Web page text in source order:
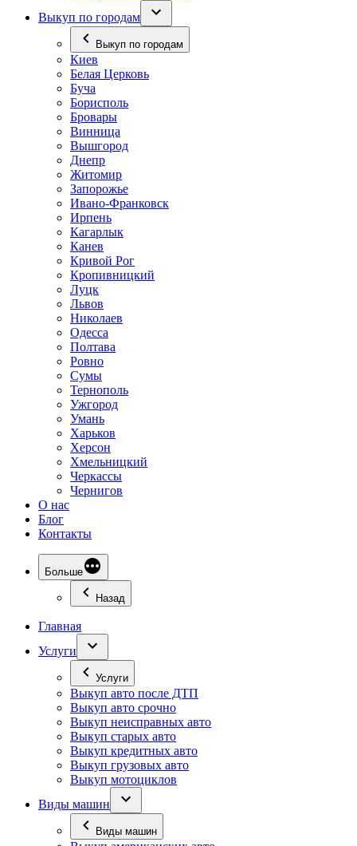
Выкуп по городам
Выкуп по городам
Киев
Белая Церковь
Буча
Борисполь
Бровары
Винница
Вышгород
Днепр
Житомир
Запорожье
Ивано-Франковск
Ирпень
Кагарлык
Канев
Кривой Рог
Кропивницкий
Луцк
Львов
Николаев
Одесса
Полтава
Ровно
Сумы
Тернополь
Ужгород
Умань
Харьков
Херсон
Хмельницкий
Черкассы
Чернигов
О нас
Блог
Контакты
Больше
Назад
Главная
Услуги
Услуги
Выкуп авто после ДТП
Выкуп авто срочно
Выкуп неисправных авто
Выкуп старых авто
Выкуп кредитных авто
Выкуп грузовых авто
Выкуп мотоциклов
Виды машин
Виды машин